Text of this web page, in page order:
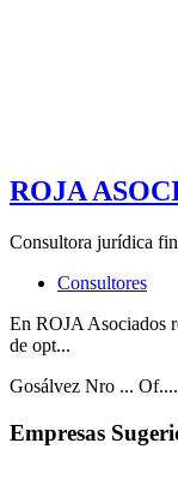
ROJA
Consultora jurídica
Consultores
En ROJA Asociados
de opt...
Gosálvez Nro ... Of....
Empresas